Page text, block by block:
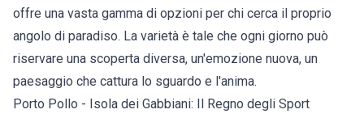
offre una vasta gamma di opzioni per chi cerca il proprio
angolo di paradiso. La varietà è tale che ogni giorno può
riservare una scoperta diversa, un'emozione nuova, un
paesaggio che cattura lo sguardo e l'anima.
Porto Pollo - Isola dei Gabbiani: Il Regno degli Sport